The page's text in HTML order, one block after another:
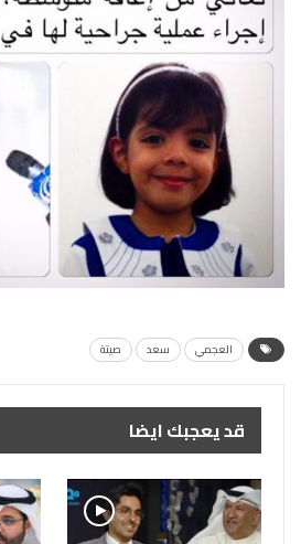
العجمي سعد صيتة
قد يعجبك ايضا